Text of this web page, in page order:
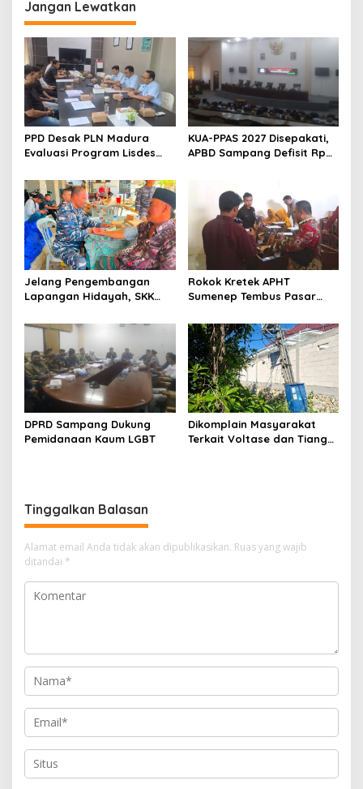
Jangan Lewatkan
PPD Desak PLN Madura
Evaluasi Program Lisdes
KUA-PPAS 2027 Disepakati,
APBD Sampang Defisit Rp
Jelang Pengembangan
Lapangan Hidayah, SKK
Perkuat Sinergi dengan
Nelayan Sampang
Rokok Kretek APHT
Sumenep Tembus Pasar
DPRD Sampang Dukung
Pemidanaan Kaum LGBT
Dikomplain Masyarakat
Terkait Voltase dan Tiang
Tinggalkan Balasan
Alamat email Anda tidak akan dipublikasikan. Ruas yang wajib
ditandai *